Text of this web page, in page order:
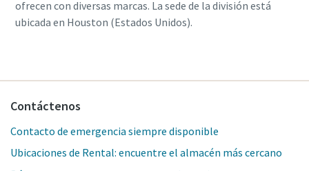
ofrecen con diversas marcas. La sede de la división está
ubicada en Houston (Estados Unidos).
Contáctenos
Contacto de emergencia siempre disponible
Ubicaciones de Rental: encuentre el almacén más cercano